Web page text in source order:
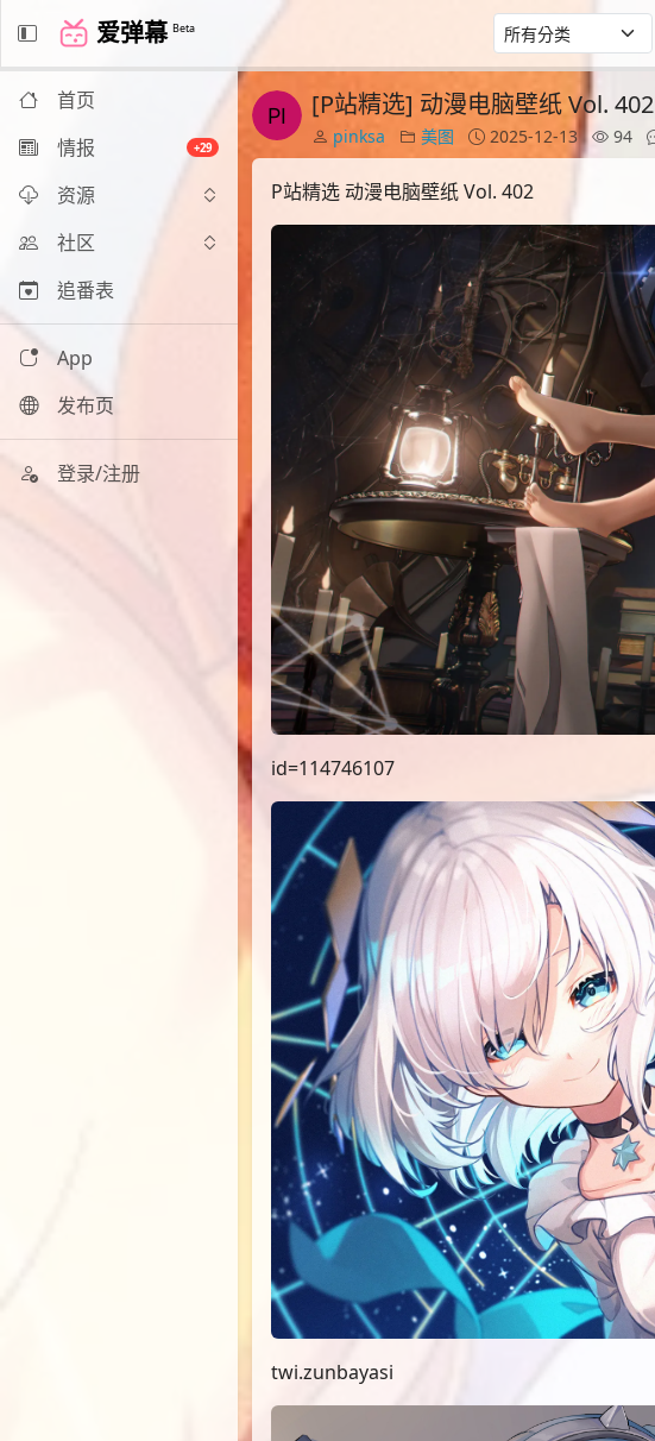
爱弹幕 Beta
首页
情报
+29
资源
社区
追番表
App
发布页
登录/注册
[P站精选] 动漫电脑壁纸 Vol. 402
pinksa 美图 2025-12-13 94
P站精选 动漫电脑壁纸 Vol. 402
id=114746107
twi.zunbayasi